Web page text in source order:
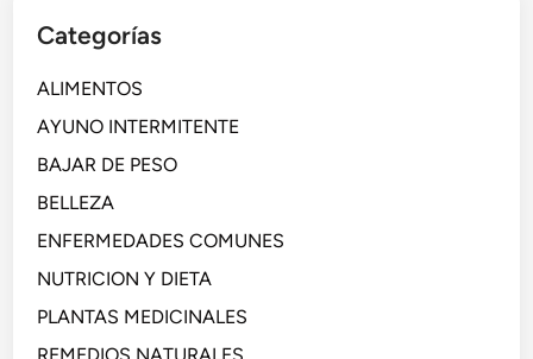
Categorías
ALIMENTOS
AYUNO INTERMITENTE
BAJAR DE PESO
BELLEZA
ENFERMEDADES COMUNES
NUTRICION Y DIETA
PLANTAS MEDICINALES